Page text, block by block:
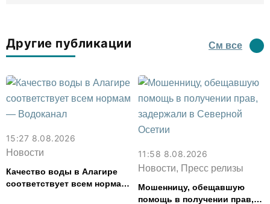
Другие публикации См все
15:27 8.08.2026
Новости
Качество воды в Алагире
соответствует всем нормам
11:58 8.08.2026
Новости, Пресс релизы
Мошенницу, обещавшую
помощь в получении прав,